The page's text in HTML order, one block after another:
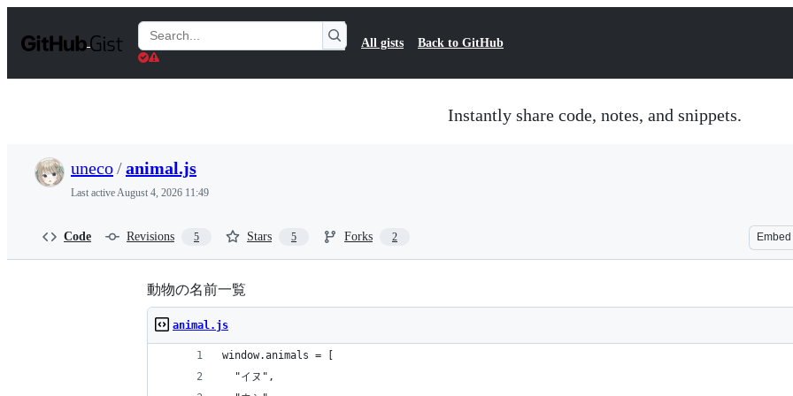
t
Search
Gists
All gists Back to GitHub
Instantly share code, notes, and snippets.
uneco/animal.js
Last activeAugust 4, 2026 11:49
Code Revisions 5 Stars 5 Forks 2 Embed
動物の名前一覧
animal.js
window.animals = [
  "イヌ",